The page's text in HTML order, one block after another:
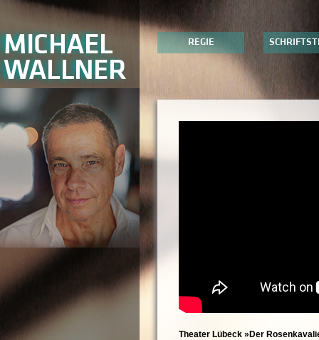
MICHAEL
WALLNER
REGIE
Theater Lübeck »Der